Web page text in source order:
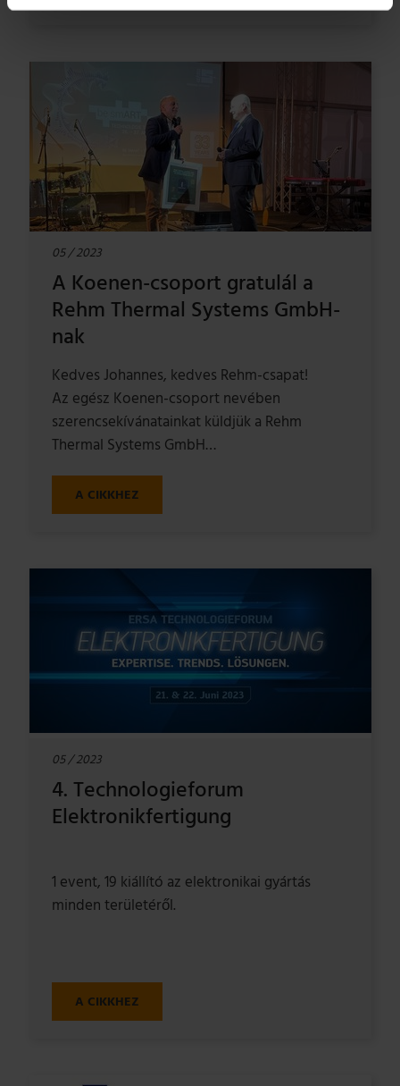
05 / 2023
A Koenen-csoport gratulál a
Rehm Thermal Systems GmbH-
nak
Kedves Johannes, kedves Rehm-csapat!
Az egész Koenen-csoport nevében
szerencsekívánatainkat küldjük a Rehm
Thermal Systems GmbH…
A CIKKHEZ
05 / 2023
4. Technologieforum
Elektronikfertigung
1 event, 19 kiállító az elektronikai gyártás
minden területéről.
A CIKKHEZ